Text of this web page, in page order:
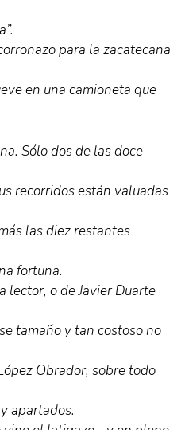
para la zacatecana
en una camioneta que
Sólo dos de las doce
recorridos están valuadas
las diez restantes
fortuna.
lector, o de Javier Duarte
tamaño y tan costoso no
Obrador, sobre todo
apartados.